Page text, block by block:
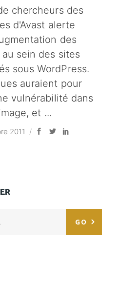
chercheurs des
d'Avast alerte
des
sein des sites
sous WordPress.
auraient pour
vulnérabilité dans
et
2011
GO